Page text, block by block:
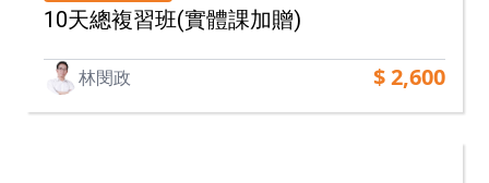
10天總複習班(實體課加贈)
林閔政 $ 2,600